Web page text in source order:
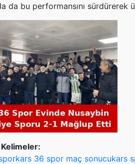
da bu performansını sürdürerek
kars 36 spor maç sonucukars